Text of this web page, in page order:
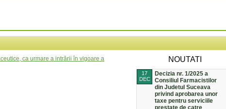
ca urmare a intrării în vigoare a
NOUTATI
17
DEC
Decizia nr. 1/2025 a
Consiliul Farmacistilor
din Judetul Suceava
privind aprobarea unor
taxe pentru serviciile
prestate de catre